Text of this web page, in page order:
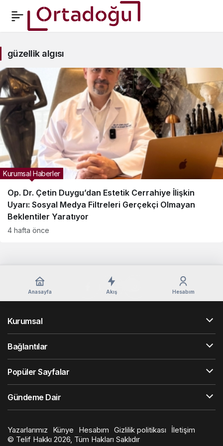
algısı
Haberleri
güzellik algısı
Op. Dr. Çetin Duygu’dan Estetik Cerrahiye İlişkin
Uyarı: Sosyal Medya Filtreleri Gerçekçi Olmayan
Beklentiler Yaratıyor
Kurumsal Haberler
4 hafta önce
Anasayfa Akış Hesabım
Kurumsal
Bağlantılar
Popüler Sayfalar
Gündeme Dair
Yazarlarımız Künye Hesabım Gizlilik politikası
İletişim
© Telif Hakkı 2026, Tüm Hakları Saklıdır